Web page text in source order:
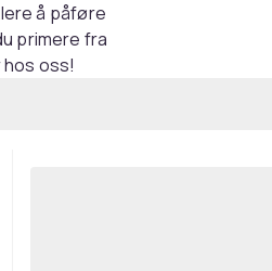
å påføre
primere fra
hos oss!